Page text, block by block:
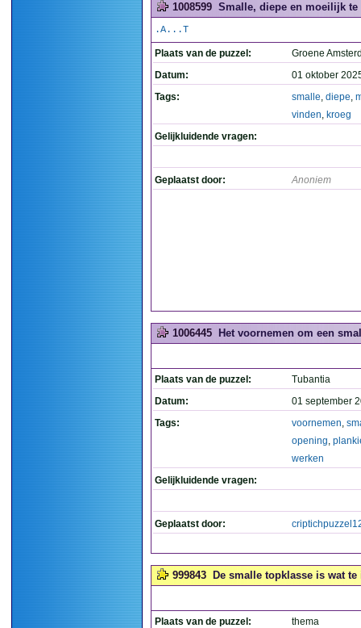
1008599 Smalle, diepe en moeilijk te
.A...T
Plaats van de puzzel:
Groene
Datum:
01 oktober
Tags:
smalle, diepe,
vinden, kroeg
Gelijkluidende vragen:
Geplaatst door: Anoniem
1006445 Het voornemen om een
Plaats van de puzzel:
Tubantia
Datum:
01 september
Tags:
voornemen,
opening,
werken
Gelijkluidende vragen:
Geplaatst door:
999843 De smalle topklasse is wat
Plaats van de puzzel:
thema